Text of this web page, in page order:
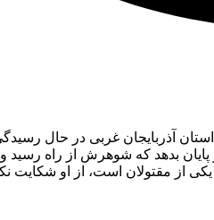
استان آذربایجان غربی در حال
زندگی خودش نیز پایان بدهد که شوهرش از
از مقتولان است، از او شکایت